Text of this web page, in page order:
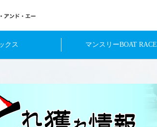
クス マンスリーBOAT RACE